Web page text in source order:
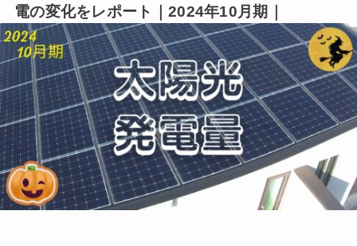
電の変化をレポート｜2024年10月期｜